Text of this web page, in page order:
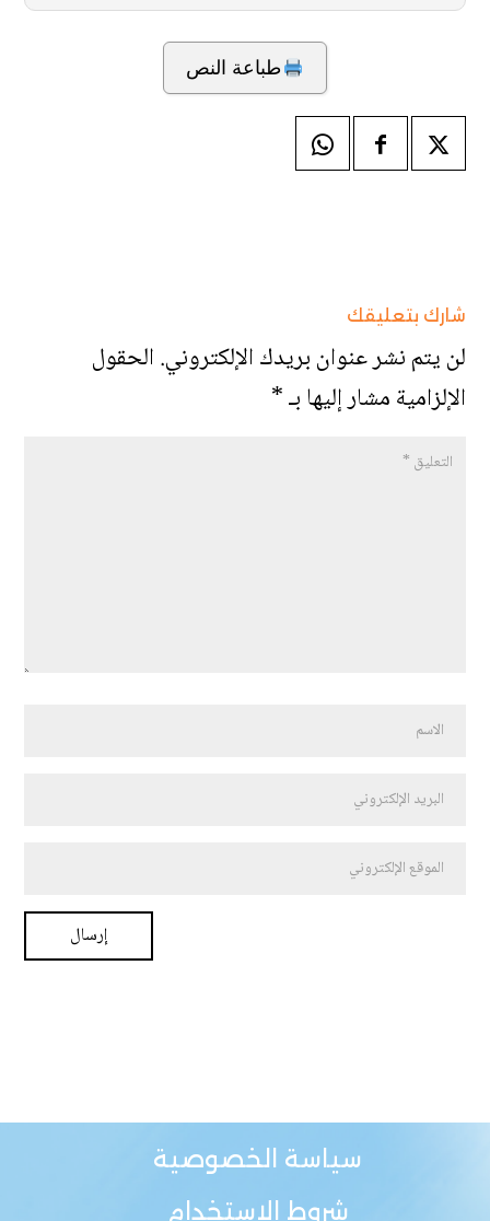
طباعة النص
شارك بتعليقك
لن يتم نشر عنوان بريدك الإلكتروني.الحقول
الإلزامية مشار إليها بـ*
سياسة الخصوصية
شروط الاستخدام